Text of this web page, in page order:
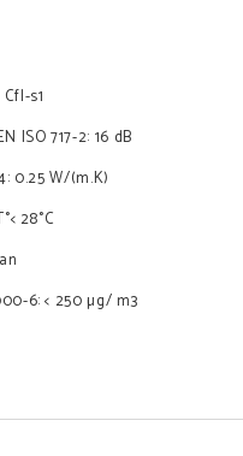
s1
ISO 717-2: 16 dB
0.25 W/(m.K)
28°C
6: < 250 µg/ m3